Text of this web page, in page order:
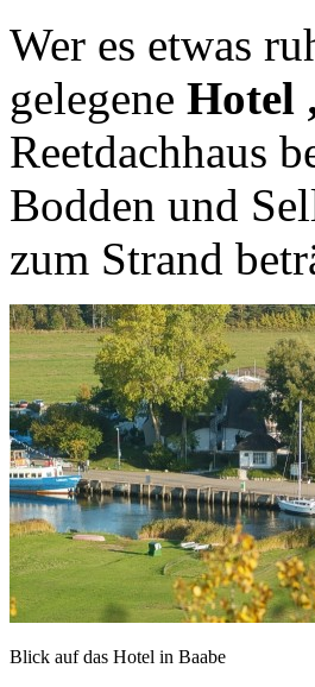
Wer es etwas
gelegene Hotel
Reetdachhaus
Bodden und
zum Strand
Blick auf das Hotel in Baabe